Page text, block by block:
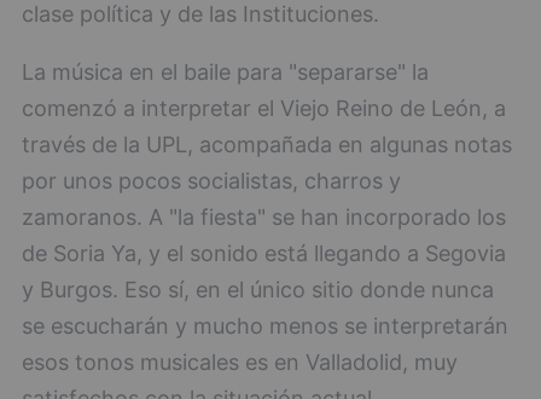
clase política y de las Instituciones.
La música en el baile para "separarse" la
comenzó a interpretar el Viejo Reino de León, a
través de la UPL, acompañada en algunas notas
por unos pocos socialistas, charros y
zamoranos. A "la fiesta" se han incorporado los
de Soria Ya, y el sonido está llegando a Segovia
y Burgos. Eso sí, en el único sitio donde nunca
se escucharán y mucho menos se interpretarán
esos tonos musicales es en Valladolid, muy